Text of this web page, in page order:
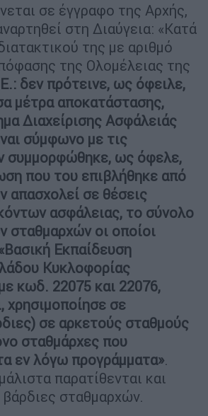
σε έγγραφο της Αρχής,
στη Διαύγεια: «Κατά
της με αριθμό
της Ολομέλειας της
δεν πρότεινε, ως όφειλε,
μέτρα αποκατάστασης,
Διαχείρισης Ασφάλειάς
σύμφωνο με τις
συμμορφώθηκε, ως όφελε,
που του επιβλήθηκε από
απασχολεί σε θέσεις
ασφάλειας, το σύνολο
οι οποίοι
Εκπαίδευση
Κυκλοφορίας
κωδ. 22075 και 22076,
χρησιμοποίησε σε
σε αρκετούς σταθμούς
σταθμάρχες που
εν λόγω προγράμματα».
παρατίθενται και
σταθμαρχών.